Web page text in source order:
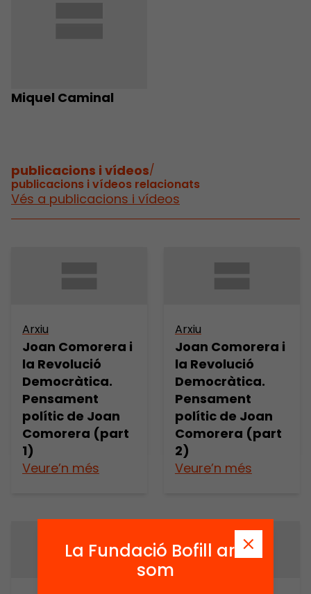
Miquel Caminal
publicacions i vídeos/
publicacions i vídeos relacionats
Vés a publicacions i vídeos
Arxiu
Joan Comorera i
la Revolució
Democràtica.
Pensament
polític de Joan
Comorera (part
1)
Veure’n més
Arxiu
Joan Comorera i
la Revolució
Democràtica.
Pensament
polític de Joan
Comorera (part
2)
Veure’n més
La Fundació Bofill ara
som